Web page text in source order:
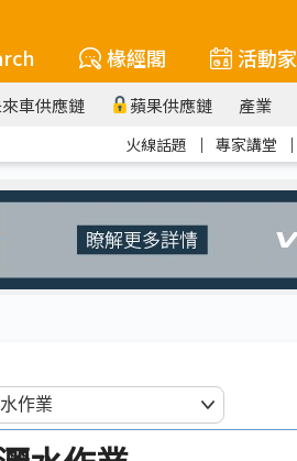
椽經閣 活動家
車供應鏈 蘋果供應鏈 產業
火線話題 ｜ 專家講堂 ｜